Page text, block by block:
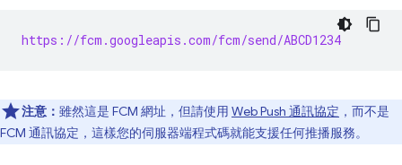
https://fcm.googleapis.com/fcm/send/ABCD1234
注意： 雖然這是 FCM 網址，但請使用 Web Push 通訊協定 ，而不是
FCM 通訊協定，這樣您的伺服器端程式碼就能支援任何推播服務。